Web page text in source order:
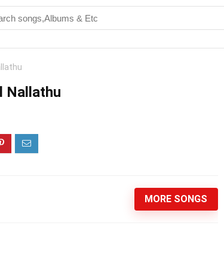
Nallathu
MORE SONGS